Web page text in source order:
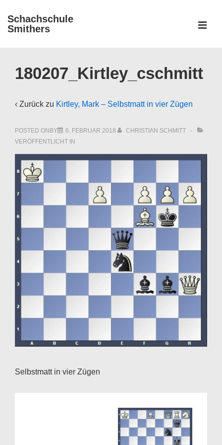
Zum
Inhalt
Schachschule
Smithers
Navigation
180207_Kirtley_cschmitt
‹ Zurück zu Kirtley, Mark – Selbstmatt in vier Zügen
POSTED ONBY 6. FEBRUAR 2018
CHRISTIAN SCHMITT
VERÖFFENTLICHT IN
Selbstmatt in vier Zügen